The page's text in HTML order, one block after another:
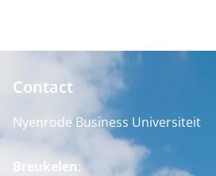
Contact
Nyenrode Business Universiteit
Breukelen: